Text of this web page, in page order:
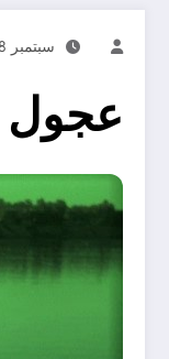
سبتمبر 28, 2022
عجول